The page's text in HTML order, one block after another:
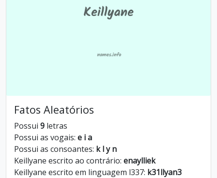
Fatos Aleatórios
Possui 9 letras
Possui as vogais: e i a
Possui as consoantes: k l y n
Keillyane escrito ao contrário: enaylliek
Keillyane escrito em linguagem l337: k31llyan3